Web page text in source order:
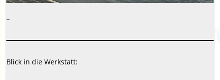
–
Blick in die Werkstatt: